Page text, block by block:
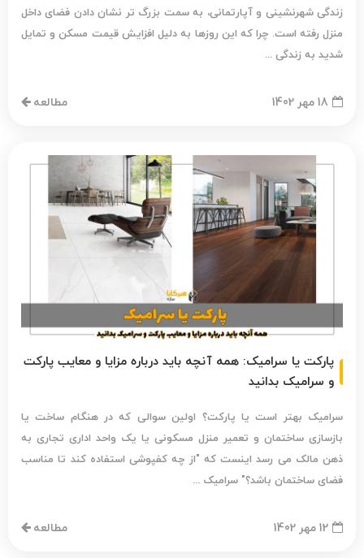
زندگی شهرنشینی و آپارتمانی، به سمت بزرگ تر نشان دادن فضای داخل
منزل رفته است. چرا که این روزها به دلیل افزایش قیمت مسکن و تمایل
شدید به زندگی ...
18 مهر 1402 مطالعه
پارکت یا سرامیک: همه آنچه باید درباره مزایا و معایب پارکت
و سرامیک بدانید
سرامیک بهتر است یا پارکت؟ اولین سوالی که در هنگام ساخت یا
بازسازی ساختمان و تعمیر منزل مسکونی یا یک واحد اداری تجاری به
ذهن مالک می رسد اینست که "از چه کفپوشی استفاده کند تا مناسب
فضای ساختمان باشد؟" سرامیک ...
12 مهر 1402 مطالعه